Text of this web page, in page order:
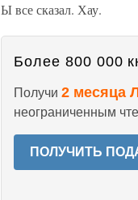
Ы все сказал. Хау.
Более 800 000
Получи 2 месяца
неограниченным
ПОЛУЧИТЬ